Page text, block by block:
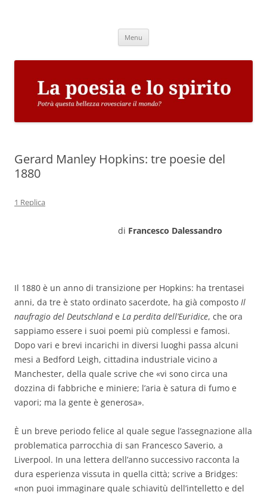
Menu
Gerard Manley Hopkins: tre poesie del
1880
1 Replica
di Francesco Dalessandro
Il 1880 è un anno di transizione per Hopkins: ha trentasei
anni, da tre è stato ordinato sacerdote, ha già composto Il
naufragio del Deutschlande La perdita dell’Euridice, che ora
sappiamo essere i suoi poemi più complessi e famosi.
Dopo vari e brevi incarichi in diversi luoghi passa alcuni
mesi a Bedford Leigh, cittadina industriale vicino a
Manchester, della quale scrive che «vi sono circa una
dozzina di fabbriche e miniere; l’aria è satura di fumo e
vapori; ma la gente è generosa».
È un breve periodo felice al quale segue l’assegnazione alla
problematica parrocchia di san Francesco Saverio, a
Liverpool. In una lettera dell’anno successivo racconta la
dura esperienza vissuta in quella città; scrive a Bridges:
«non puoi immaginare quale schiavitù dell’intelletto e del